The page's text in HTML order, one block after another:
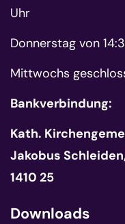
Uhr
Donnerstag von
Mittwochs
Bankverbindung:
Kath.
Jakobus
1410 25
Downloads